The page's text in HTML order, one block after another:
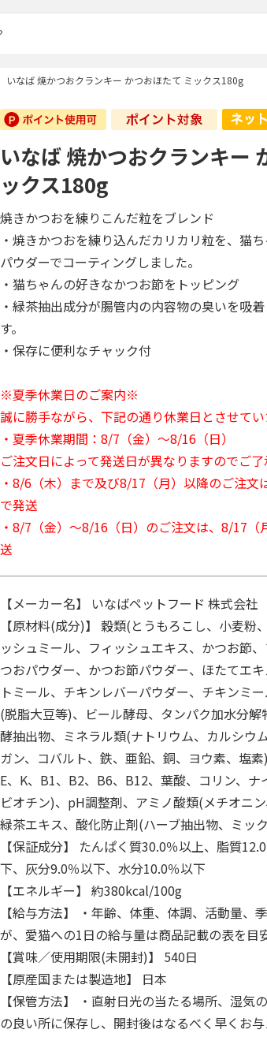
いなば 焼かつおクランキー かつおほたて ミックス180g
かん
デオトイレ 飛び散
らない消臭・抗菌サ
ンド 4L
1,320円
(送料別・税込)
獣医師開発 ニオイ
をとる砂専用 猫ト
イレ ナチュラルグ
1,550円
(送料別・税込)
無
ム
ぐ
(送
いなば 焼かつおクランキー
ックス180g
焼きかつおを練りこんだ粒をブレンド
・焼きかつおを練り込んだカリカリ粒を、猫
パウダーでコーティングしました。
・猫ちゃんの好きなかつお節をトッピング
・緑茶抽出成分が腸管内の内容物の臭いを吸
す。
・保存に便利なチャック付
※夏季休業日のご案内※
誠に勝手ながら、下記の通り休業日とさせてい
・夏季休業期間：8/7（金）～8/16（日）
ご注文日によって発送日が異なりますのでご了
・8/6（木）まで及び8/17（月）以降のご注文
で発送
・8/7（金）～8/16（日）のご注文は、8/17（
送
【メーカー名】 いなばペットフード 株式会社
【原材料(成分)】 穀類(とうもろこし、小麦粉
ッシュミール、フィッシュエキス、かつお節
つおパウダー、かつお節パウダー、ほたてエ
トミール、チキンレバーパウダー、チキンミ
(脱脂大豆等)、ビール酵母、タンパク加水分
酵抽出物、ミネラル類(ナトリウム、カルシウ
ガン、コバルト、鉄、亜鉛、銅、ヨウ素、塩素
E、K、B1、B2、B6、B12、葉酸、コリン、ナ
ビオチン)、pH調整剤、アミノ酸類(メチオニン
緑茶エキス、酸化防止剤(ハーブ抽出物、ミッ
【保証成分】 たんぱく質30.0％以上、脂質
下、灰分9.0％以下、水分10.0％以下
【エネルギー】 約380kcal/100g
【給与方法】 ・年齢、体重、体調、活動量、
が、愛猫への1日の給与量は商品記載の表を目
【賞味／使用期限(未開封)】 540日
【原産国または製造地】 日本
【保管方法】 ・直射日光の当たる場所、湿気
の良い所に保存し、開封後はなるべく早くお与